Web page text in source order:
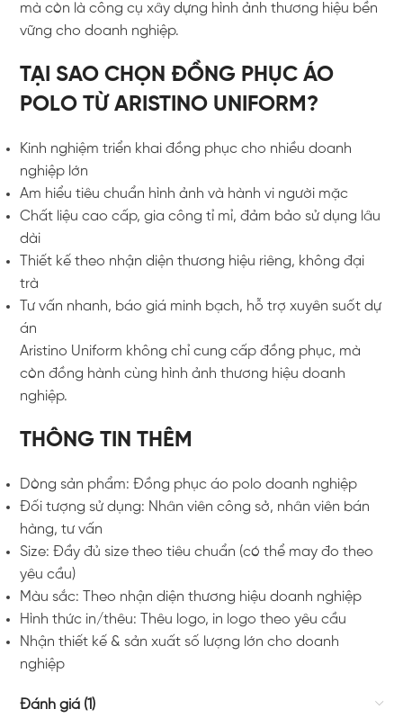
mà còn là công cụ xây dựng hình ảnh thương hiệu bền
vững cho doanh nghiệp.
TẠI SAO CHỌN ĐỒNG PHỤC ÁO
POLO TỪ ARISTINO UNIFORM?
Kinh nghiệm triển khai đồng phục cho nhiều doanh
nghiệp lớn
Am hiểu tiêu chuẩn hình ảnh và hành vi người mặc
Chất liệu cao cấp, gia công tỉ mỉ, đảm bảo sử dụng lâu
dài
Thiết kế theo nhận diện thương hiệu riêng, không đại
trà
Tư vấn nhanh, báo giá minh bạch, hỗ trợ xuyên suốt dự
án
Aristino Uniform không chỉ cung cấp đồng phục, mà
còn đồng hành cùng hình ảnh thương hiệu doanh
nghiệp.
THÔNG TIN THÊM
Dòng sản phẩm: Đồng phục áo polo doanh nghiệp
Đối tượng sử dụng: Nhân viên công sở, nhân viên bán
hàng, tư vấn
Size: Đầy đủ size theo tiêu chuẩn (có thể may đo theo
yêu cầu)
Màu sắc: Theo nhận diện thương hiệu doanh nghiệp
Hình thức in/thêu: Thêu logo, in logo theo yêu cầu
Nhận thiết kế & sản xuất số lượng lớn cho doanh
nghiệp
Đánh giá (1)